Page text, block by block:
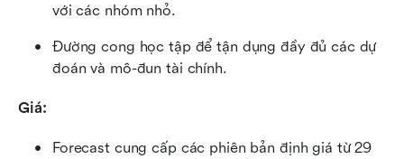
với các nhóm nhỏ.
Đường cong học tập để tận dụng đầy đủ các dự
đoán và mô-đun tài chính.
Giá:
Forecast cung cấp các phiên bản định giá từ 29